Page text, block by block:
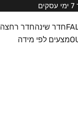
חדר שינהחדר רחצה
מצעים לפי מידה